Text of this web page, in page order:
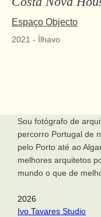
Espaço Objecto
2021 - Ílhavo
Sou fotógrafo de
percorro Portugal de
pelo Porto até ao
melhores arquitetos
mundo o que de
2026
Ivo Tavares Studio